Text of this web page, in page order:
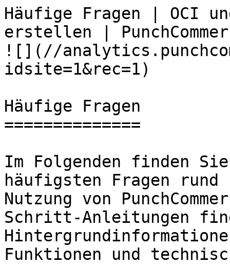
Häufige Fragen | OCI
erstellen |
![](//
idsite=1&rec=1)
Häufige Fragen
==============
Im Folgenden finden
häufigsten Fragen rund
Nutzung von
Schritt-Anleitungen
Funktionen und